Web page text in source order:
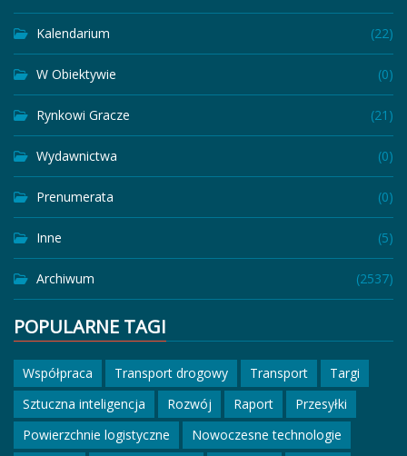
Kalendarium (22)
W Obiektywie (0)
Rynkowi Gracze (21)
Wydawnictwa (0)
Prenumerata (0)
Inne (5)
Archiwum (2537)
POPULARNE TAGI
Współpraca Transport drogowy Transport
Targi
Sztuczna inteligencja
Rozwój Raport
Przesyłki
Powierzchnie logistyczne
Nowoczesne technologie